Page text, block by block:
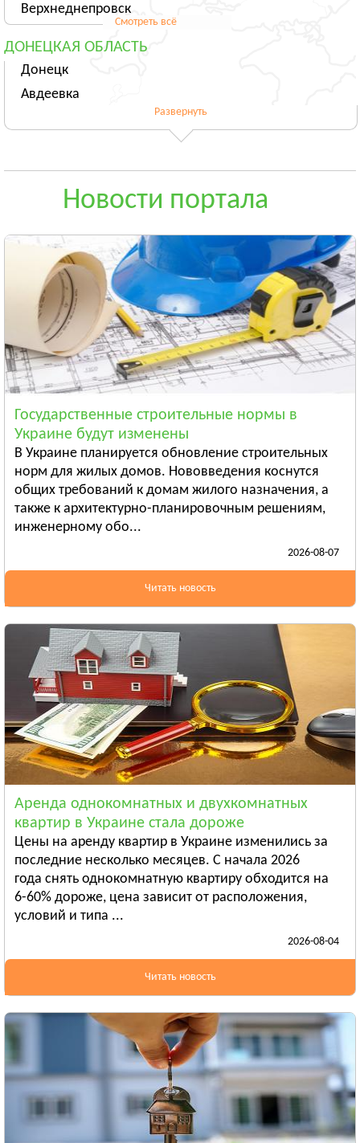
Верхнеднепровск
Смотреть всё
ДОНЕЦКАЯ ОБЛАСТЬ
Донецк
Авдеевка
Смотреть всё
Андрушёвка
Смотреть всё
ЗАКАРПАТСКАЯ ОБЛАСТЬ
Ужгород
Чоп
Берегово
Смотреть всё
ЗАПОРОЖСКАЯ ОБЛАСТЬ
Запорожье
Энергодар
Бердянск
Смотреть всё
ИВАНО-ФРАНКОВСКАЯ ОБЛАСТЬ
Ивано-Франковск
Болехов
Смотреть всё
Тараща
Тетиев
Смотреть всё
КИРОВОГРАДСКАЯ ОБЛАСТЬ
Александрия
Бобринец
Гайворон
Смотреть всё
ЛУГАНСКАЯ ОБЛАСТЬ
Алчевск
Рубежное
Александровск
Смотреть всё
ЛЬВОВСКАЯ ОБЛАСТЬ
Стрый
НИКОЛАЕВСКАЯ ОБЛАСТЬ
Вознесенск
Новая Одесса
Смотреть всё
ОДЕССКАЯ ОБЛАСТЬ
Развернуть
Новости портала
Государственные строительные нормы в
Украине будут изменены
В Украине планируется обновление строительных
норм для жилых домов. Нововведения коснутся
общих требований к домам жилого назначения, а
также к архитектурно-планировочным решениям,
инженерному обо...
2026-08-07
Читать новость
Аренда однокомнатных и двухкомнатных
квартир в Украине стала дороже
Цены на аренду квартир в Украине изменились за
последние несколько месяцев. С начала 2026
года снять однокомнатную квартиру обходится на
6-60% дороже, цена зависит от расположения,
условий и типа ...
2026-08-04
Читать новость